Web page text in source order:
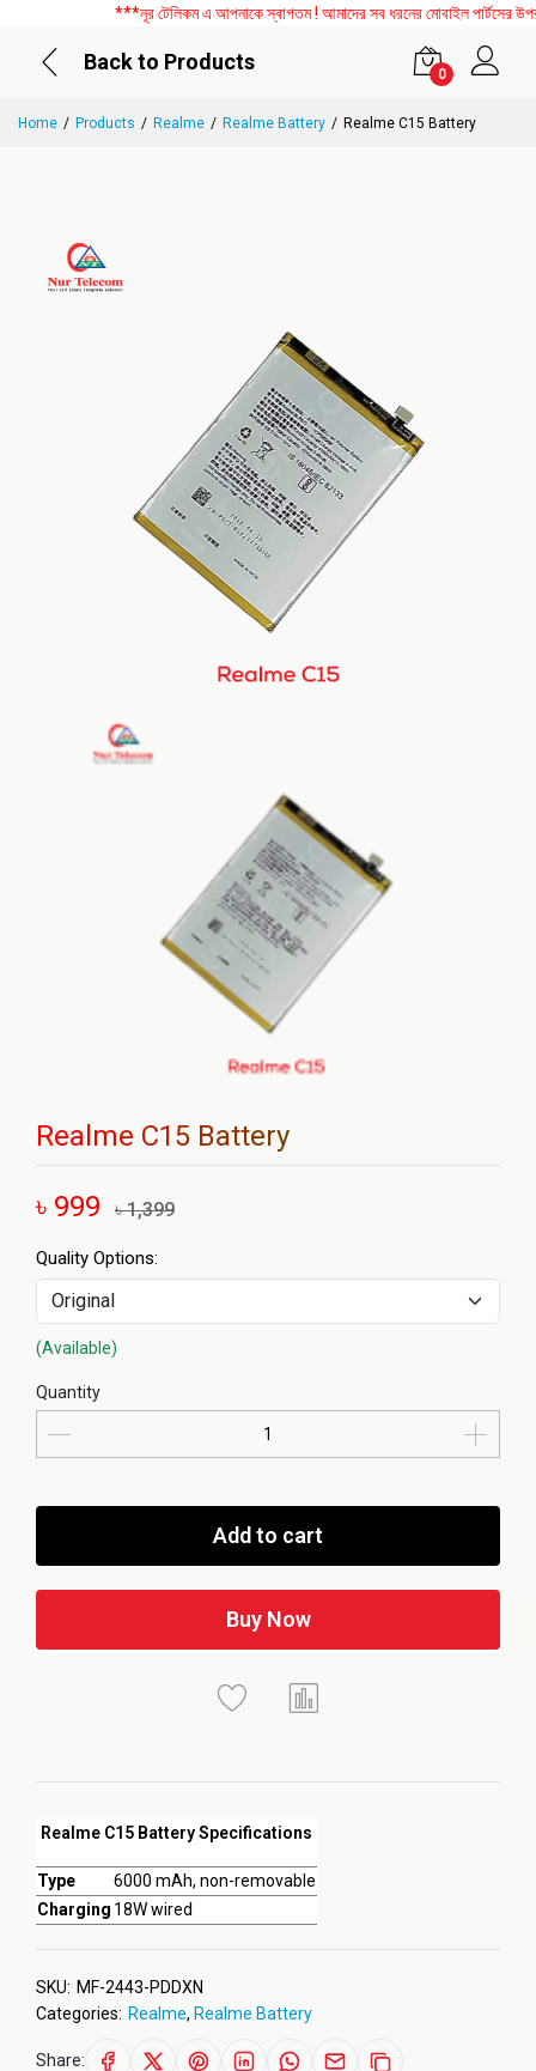
***নূর টেলিকম এ আপনাকে স্বাগতম ! আমাদের সব ধরনের মোবাইল পার্টসের
Back to Products
0
Home Products Realme Realme Battery Realme C15 Battery
Realme C15 Battery
৳ 999 ৳ 1,399
Realme C15 Battery Specifications
Type
6000 mAh, non-removable
Charging 18W wired
Quality Options:
(Available)
Quantity
Add to cart
Buy Now
SKU: MF-2443-PDDXN
Categories: Realme, Realme Battery
Share: